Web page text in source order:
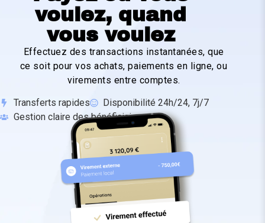
voulez, quand
vous voulez
Effectuez des transactions instantanées, que
ce soit pour vos achats, paiements en ligne, ou
virements entre comptes.
Transferts rapides
Disponibilité 24h/24, 7j/7
Gestion claire des bénéficiaires